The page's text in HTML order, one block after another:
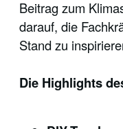
Beitrag zum
darauf, die
Stand zu
Die Highlights